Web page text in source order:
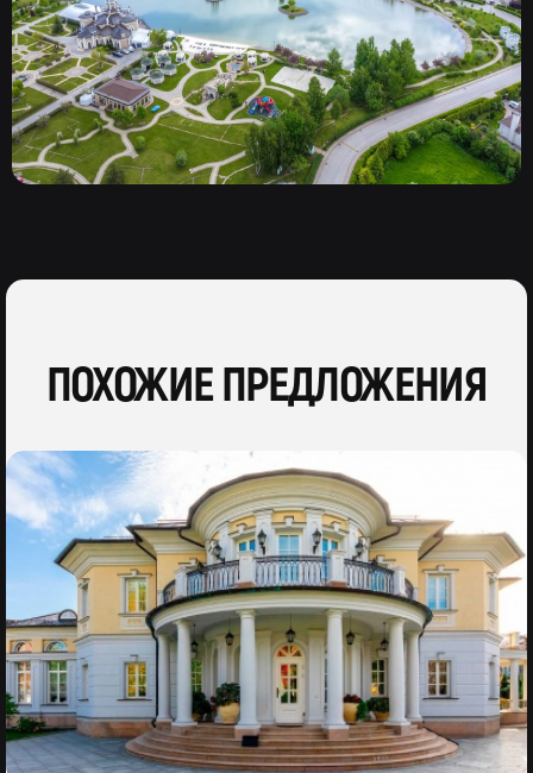
ПОХОЖИЕ ПРЕДЛОЖЕНИЯ